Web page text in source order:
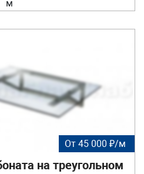
м
От 45 000 ₽/м
на треугольном